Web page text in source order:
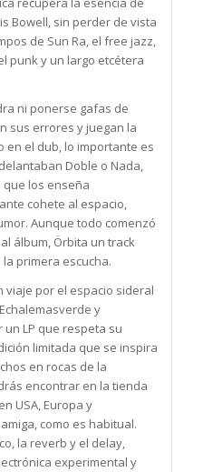
Bowell, sin perder de vista
de Sun Ra, el free jazz,
punk y un largo etcétera
ni ponerse gafas de
sus errores y juegan la
en el dub, lo importante es
Doble o Nada,
los enseña
cohete al espacio,
Aunque todo comenzó
álbum, Örbita un track
primera escucha.
viaje por el espacio sideral
y
LP que respeta su
limitada que se inspira
en rocas de la
encontrar en la tienda
USA, Europa y
como es habitual.
la reverb y el delay,
experimental y